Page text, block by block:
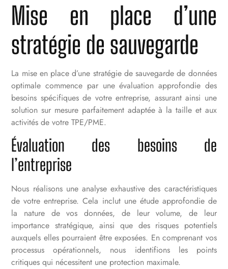
Mise en place d’une
stratégie de sauvegarde
La mise en place d’une stratégie de sauvegarde de données
optimale commence par une évaluation approfondie des
besoins spécifiques de votre entreprise, assurant ainsi une
solution sur mesure parfaitement adaptée à la taille et aux
activités de votre TPE/PME.
Évaluation des besoins de
l’entreprise
Nous réalisons une analyse exhaustive des caractéristiques
de votre entreprise. Cela inclut une étude approfondie de
la nature de vos données, de leur volume, de leur
importance stratégique, ainsi que des risques potentiels
auxquels elles pourraient être exposées. En comprenant vos
processus opérationnels, nous identifions les points
critiques qui nécessitent une protection maximale.